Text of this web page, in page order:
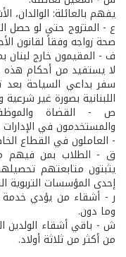
يفهم بالعائلة: الوالدان،
ع - المتزوج حتى لو حصل
صحة زواجه وفقاً لقانون
ف - المقيمون خارج لبنان
لا يستفيد من أحكام
اللبنانية بصورة غير
ص - القضاة
والمستخدمون في
- العاملون في القطاع
ق - الطلاب بمن فيهم من
يثبتون متابعتهم
إحدى المؤسسات التربوية
ر - أشقاء من يؤدي خدمة
وما دون.
ش - باقي أشقاء الولدين
من أكثر من ثلاثة أولاد.